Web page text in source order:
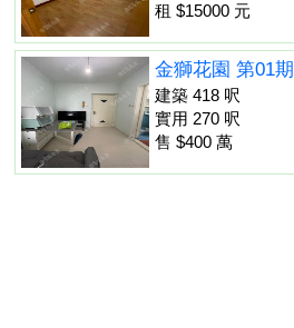
租 $15000 元
金獅花園 第01期
建築 418 呎
實用 270 呎
售 $400 萬